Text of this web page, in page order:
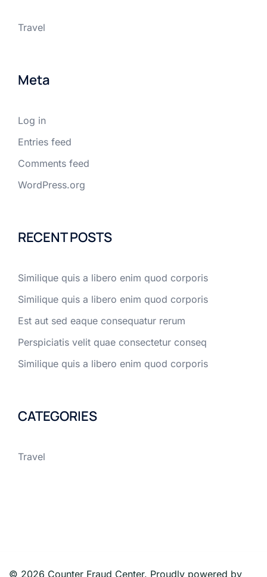
Travel
Meta
Log in
Entries feed
Comments feed
WordPress.org
RECENT POSTS
Similique quis a libero enim quod corporis
Similique quis a libero enim quod corporis
Est aut sed eaque consequatur rerum
Perspiciatis velit quae consectetur conseq
Similique quis a libero enim quod corporis
CATEGORIES
Travel
© 2026 Counter Fraud Center. Proudly powered by